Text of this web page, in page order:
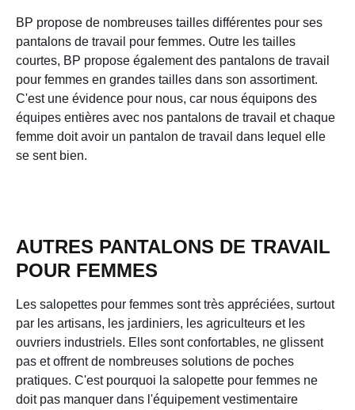
BP propose de nombreuses tailles différentes pour ses
pantalons de travail pour femmes. Outre les tailles
courtes, BP propose également des pantalons de travail
pour femmes en grandes tailles dans son assortiment.
C'est une évidence pour nous, car nous équipons des
équipes entières avec nos pantalons de travail et chaque
femme doit avoir un pantalon de travail dans lequel elle
se sent bien.
AUTRES PANTALONS DE TRAVAIL
POUR FEMMES
Les salopettes pour femmes sont très appréciées, surtout
par les artisans, les jardiniers, les agriculteurs et les
ouvriers industriels. Elles sont confortables, ne glissent
pas et offrent de nombreuses solutions de poches
pratiques. C'est pourquoi la salopette pour femmes ne
doit pas manquer dans l'équipement vestimentaire